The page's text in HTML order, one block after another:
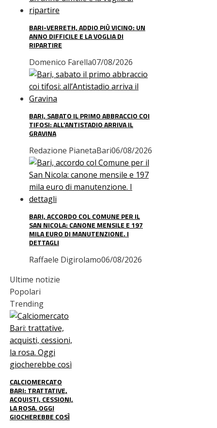
BARI-VERRETH, ADDIO PIÙ VICINO: UN
ANNO DIFFICILE E LA VOGLIA DI
RIPARTIRE
Domenico Farella07/08/2026
BARI, SABATO IL PRIMO ABBRACCIO COI
TIFOSI: ALL’ANTISTADIO ARRIVA IL
GRAVINA
Redazione PianetaBari06/08/2026
BARI, ACCORDO COL COMUNE PER IL
SAN NICOLA: CANONE MENSILE E 197
MILA EURO DI MANUTENZIONE. I
DETTAGLI
Raffaele Digirolamo06/08/2026
Ultime notizie
Popolari
Trending
CALCIOMERCATO
BARI: TRATTATIVE,
ACQUISTI, CESSIONI,
LA ROSA. OGGI
GIOCHEREBBE COSÌ